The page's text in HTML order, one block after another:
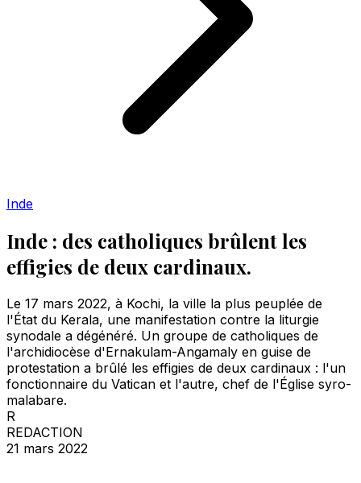
Inde
Inde : des catholiques brûlent les
effigies de deux cardinaux.
Le 17 mars 2022, à Kochi, la ville la plus peuplée de
l'État du Kerala, une manifestation contre la liturgie
synodale a dégénéré. Un groupe de catholiques de
l'archidiocèse d'Ernakulam-Angamaly en guise de
protestation a brûlé les effigies de deux cardinaux : l'un
fonctionnaire du Vatican et l'autre, chef de l'Église syro-
malabare.
R
REDACTION
21 mars 2022